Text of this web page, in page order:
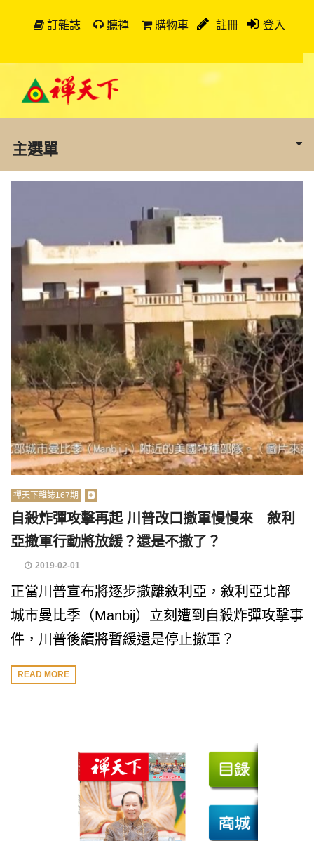
訂雜誌 聽禪 購物車 註冊 登入
主選單
禪天下雜誌167期
自殺炸彈攻擊再起 川普改口撤軍慢慢來 敘利
亞撤軍行動將放緩？還是不撤了？
2019-02-01
正當川普宣布將逐步撤離敘利亞，敘利亞北部
城市曼比季（Manbij）立刻遭到自殺炸彈攻擊事
件，川普後續將暫緩還是停止撤軍？
READ MORE